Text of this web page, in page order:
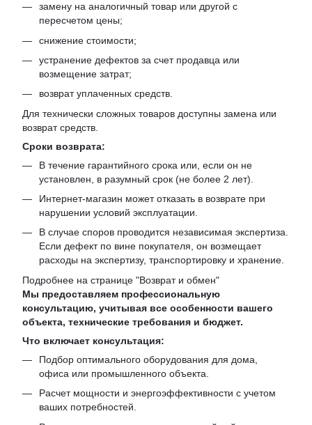
замену на аналогичный товар или другой с
пересчетом цены;
снижение стоимости;
устранение дефектов за счет продавца или
возмещение затрат;
возврат уплаченных средств.
Для технически сложных товаров доступны замена или
возврат средств.
Сроки возврата:
В течение гарантийного срока или, если он не
установлен, в разумный срок (не более 2 лет).
Интернет-магазин может отказать в возврате при
нарушении условий эксплуатации.
В случае споров проводится независимая экспертиза.
Если дефект по вине покупателя, он возмещает
расходы на экспертизу, транспортировку и хранение.
Подробнее на странице "Возврат и обмен"
Мы предоставляем профессиональную
консультацию, учитывая все особенности вашего
объекта, технические требования и бюджет.
Что включает консультация:
Подбор оптимального оборудования для дома,
офиса или промышленного объекта.
Расчет мощности и энергоэффективности с учетом
ваших потребностей.